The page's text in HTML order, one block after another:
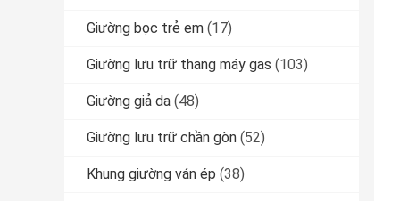
Giường bọc trẻ em (17)
Giường lưu trữ thang máy gas (103)
Giường giả da (48)
Giường lưu trữ chần gòn (52)
Khung giường ván ép (38)